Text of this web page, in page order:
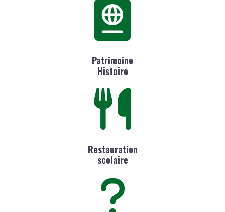
Patrimoine
Histoire
Restauration
scolaire